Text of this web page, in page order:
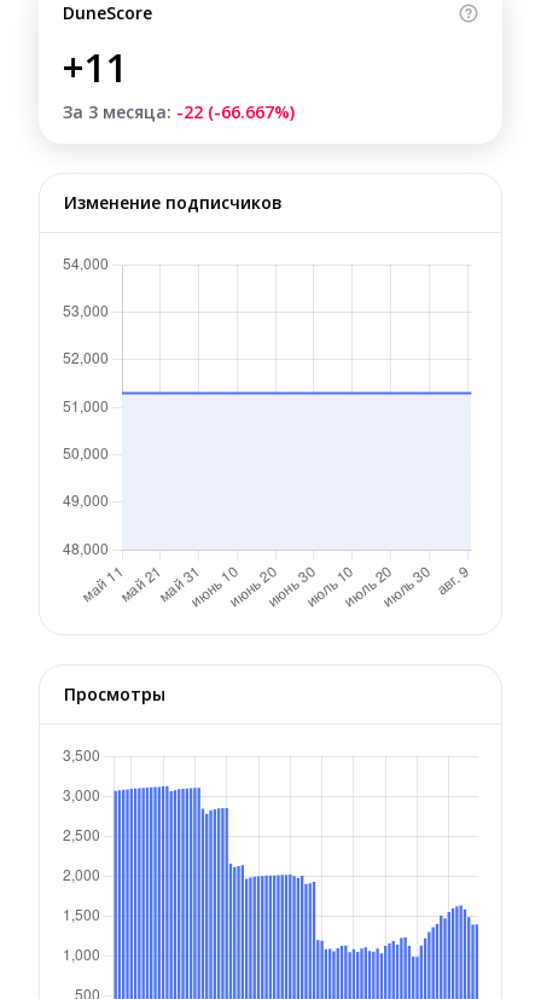
DuneScore
+11
За 3 месяца: -22 (-66.667%)
Изменение подписчиков
Просмотры